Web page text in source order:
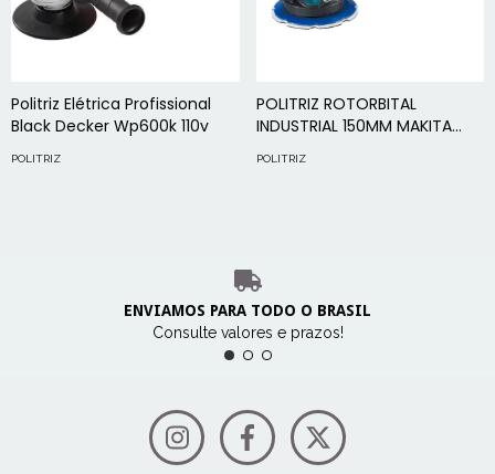
Politriz Elétrica Profissional
Black Decker Wp600k 110v
POLITRIZ
POLITRIZ ROTORBITAL
INDUSTRIAL 150MM MAKITA
POLITRIZ
ENVIAMOS PARA TODO O BRASIL
Consulte valores e prazos!